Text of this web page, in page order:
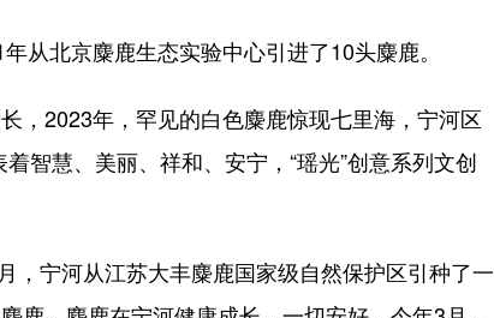
北京麋鹿生态实验中心引进了10头麋鹿。
2023年，罕见的白色麋鹿惊现七里海，宁河区
智慧、美丽、祥和、安宁，“瑶光”创意系列文创
宁河从江苏大丰麋鹿国家级自然保护区引种了一